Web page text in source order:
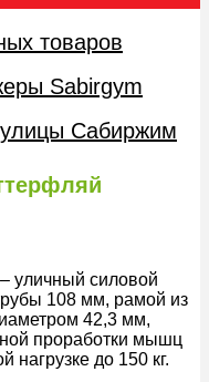
товаров
Sabirgym
Сабиржим
уличный силовой
108 мм, рамой из
42,3 мм,
проработки мышц
нагрузке до 150 кг.